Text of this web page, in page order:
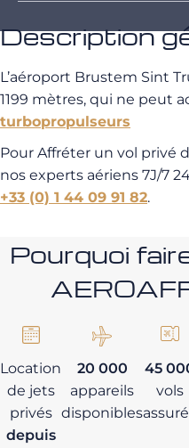
Description
L’aéroport Brustem Sint
1199 mètres, qui ne peut
turbopropulseurs
Pour Affréter un vol privé
nos experts aériens 7J/7
+33 (0) 1 44 09 91 82.
Pourquoi
Location
de jets
privés
depuis
20 000
appareils
disponibles
45
vols